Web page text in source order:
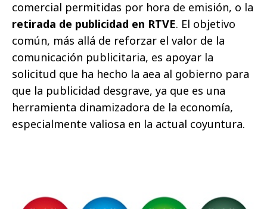
comercial permitidas por hora de emisión, o la
retirada de publicidad en RTVE. El objetivo
común, más allá de reforzar el valor de la
comunicación publicitaria, es apoyar la
solicitud que ha hecho la aea al gobierno para
que la publicidad desgrave, ya que es una
herramienta dinamizadora de la economía,
especialmente valiosa en la actual coyuntura.